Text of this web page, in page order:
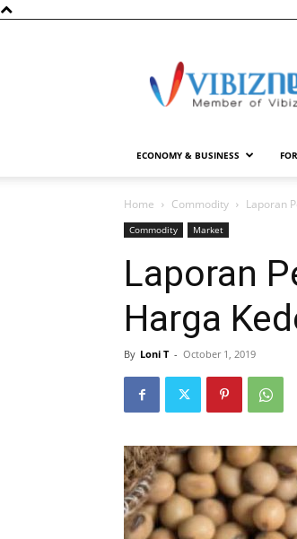
ECONOMY & BUSINESS
Home Commodity Laporan
Commodity Market
Laporan
Harga
By Loni T - October 1, 2019